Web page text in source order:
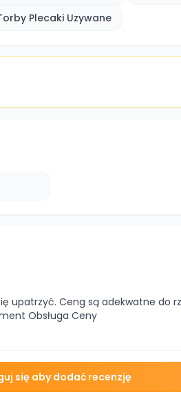
Plecaki Uzywane
upatrzyć. Ceng są adekwatne do
Obsługa Ceny
się aby dodać recenzję